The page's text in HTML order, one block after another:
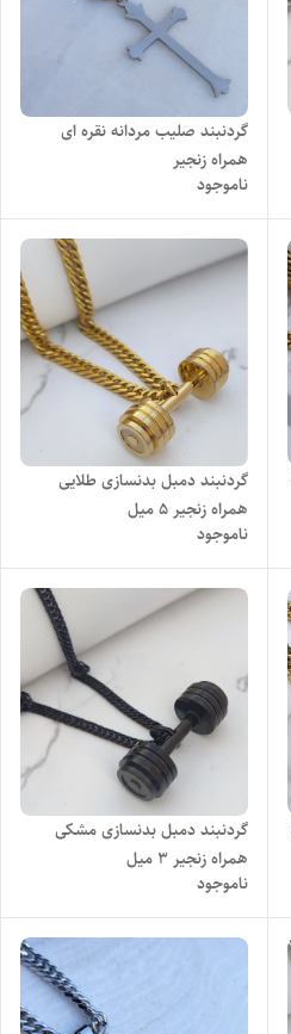
گردنبند صلیب مردانه نقره ای
همراه زنجیر
ناموجود
گردنبند دمبل بدنسازی طلایی
همراه زنجیر ۵ میل
ناموجود
گردنبند دمبل بدنسازی مشکی
همراه زنجیر ۳ میل
ناموجود